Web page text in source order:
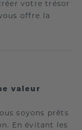
votre trésor
offre la
valeur
soyons prêts
En évitant les